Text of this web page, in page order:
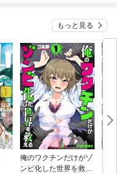
もっと見る
俺のワクチンだけがゾ
ンビ化した世界を救え